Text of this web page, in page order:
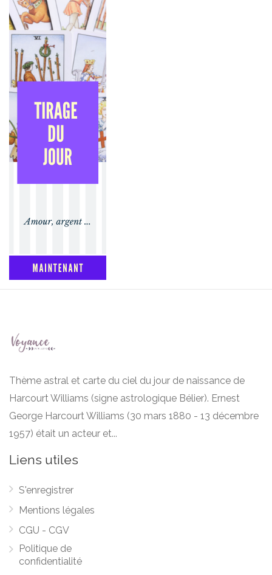
Thème astral et carte du ciel du jour de naissance de
Harcourt Williams (signe astrologique Bélier). Ernest
George Harcourt Williams (30 mars 1880 - 13 décembre
1957) était un acteur et...
Liens utiles
S'enregistrer
Mentions légales
CGU - CGV
Politique de
confidentialité